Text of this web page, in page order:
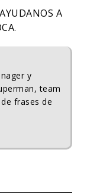
A
y
team
frases de